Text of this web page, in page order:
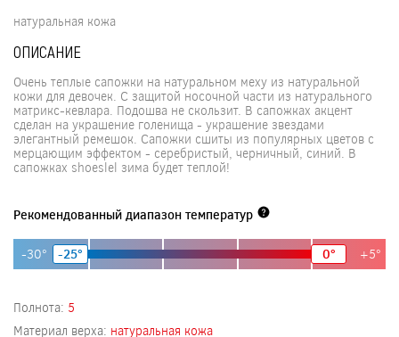
натуральная кожа
ОПИСАНИЕ
Очень теплые сапожки на натуральном меху из натуральной
кожи для девочек. С защитой носочной части из натурального
матрикс-кевлара. Подошва не скользит. В сапожках акцент
сделан на украшение голенища - украшение звездами
элегантный ремешок. Сапожки сшиты из популярных цветов с
мерцающим эффектом - серебристый, черничный, синий. В
сапожках shoeslel зима будет теплой!
Рекомендованный диапазон температур
-30° -25° 0° +5°
Полнота: 5
Материал верха: натуральная кожа